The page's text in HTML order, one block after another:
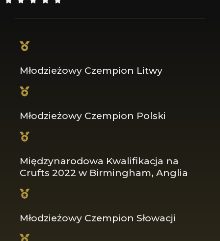
Młodzieżowy Czempion Litwy
Młodzieżowy Czempion Polski
Międzynarodowa Kwalifikacja na
Crufts 2022 w Birmingham, Anglia
Młodzieżowy Czempion Słowacji